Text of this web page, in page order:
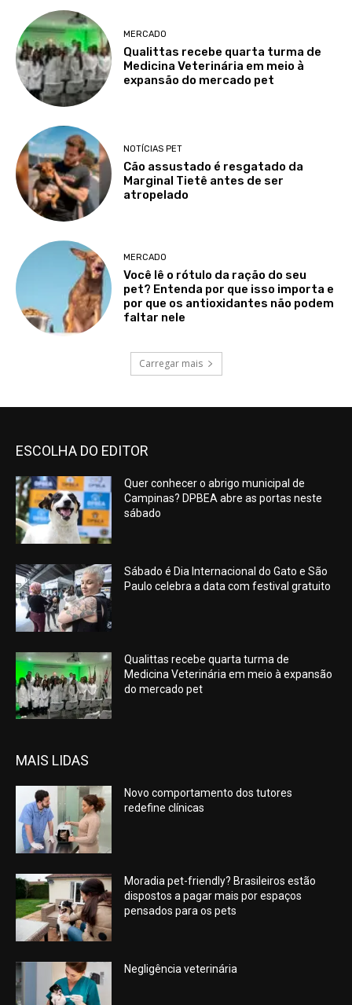
MERCADO
Qualittas recebe quarta turma de
Medicina Veterinária em meio à
expansão do mercado pet
NOTÍCIAS PET
Cão assustado é resgatado da
Marginal Tietê antes de ser
atropelado
MERCADO
Você lê o rótulo da ração do seu
pet? Entenda por que isso importa e
por que os antioxidantes não podem
faltar nele
Carregar mais
ESCOLHA DO EDITOR
Quer conhecer o abrigo municipal de
Campinas? DPBEA abre as portas neste
sábado
Sábado é Dia Internacional do Gato e São
Paulo celebra a data com festival gratuito
Qualittas recebe quarta turma de
Medicina Veterinária em meio à expansão
do mercado pet
MAIS LIDAS
Novo comportamento dos tutores
redefine clínicas
Moradia pet-friendly? Brasileiros estão
dispostos a pagar mais por espaços
pensados para os pets
Negligência veterinária